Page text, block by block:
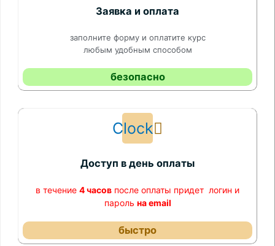
Заявка и оплата
заполните форму и оплатите курс
любым удобным способом
безопасно
Clock
Доступ в день оплаты
в течение 4 часов после оплаты придет логин и
пароль на email
быстро